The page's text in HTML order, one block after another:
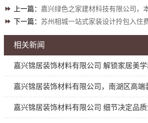
上一篇： 嘉兴绿色之家建材科技有限公司，
下一篇： 苏州相城一站式家装设计拎包入住
相关新闻
嘉兴锦居装饰材料有限公司 解锁家居美
嘉兴锦居装饰材料有限公司，南湖区高端
嘉兴锦居装饰材料有限公司 细节决定品